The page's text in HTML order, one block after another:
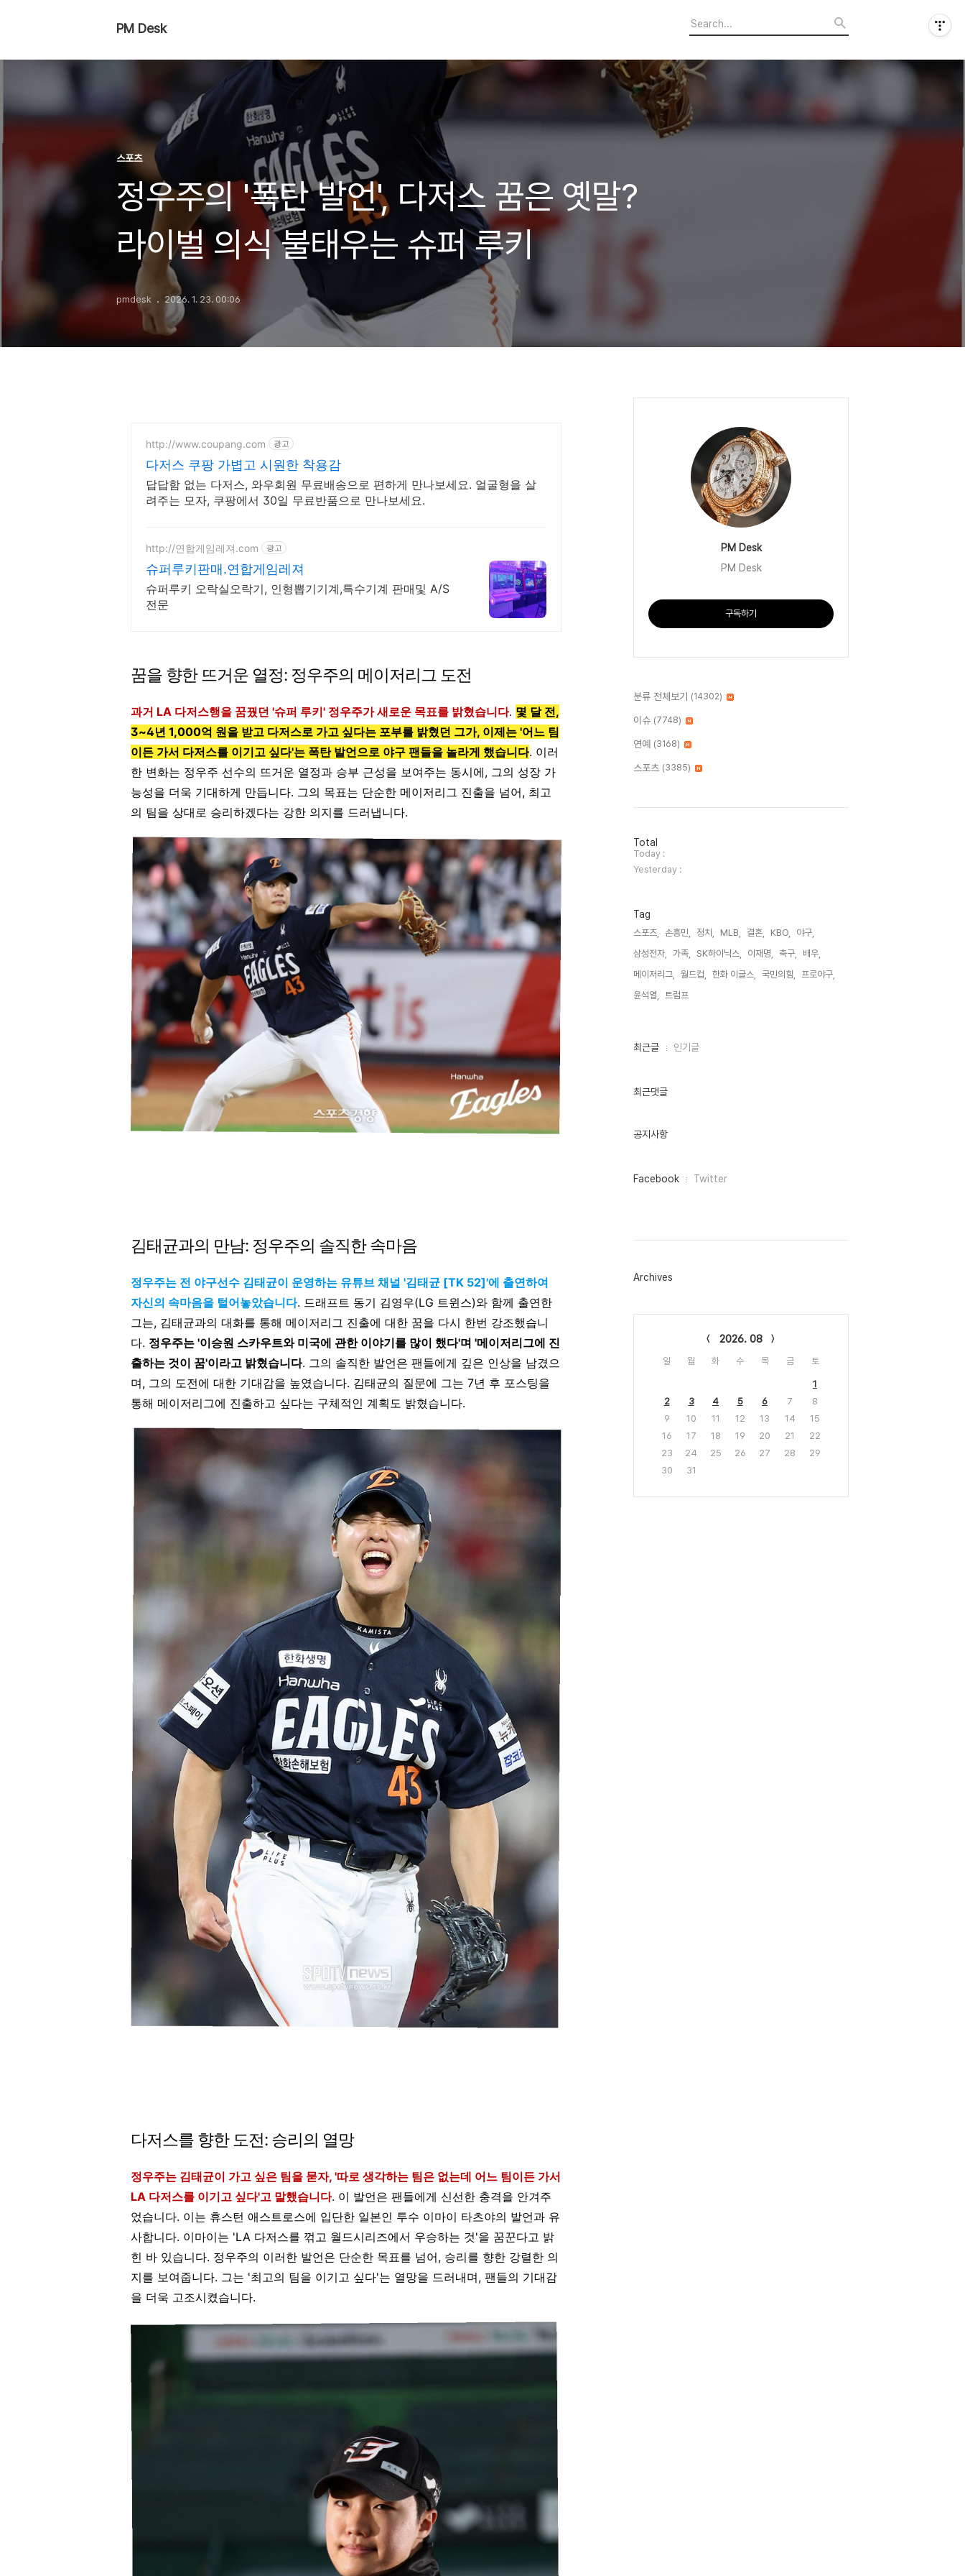
PM Desk
스포츠
정우주의 '폭탄 발언', 다저스 꿈은 옛말?
라이벌 의식 불태우는 슈퍼 루키
pmdesk 2026. 1. 23. 00:06
http://www.coupang.com 광고
다저스 쿠팡 가볍고 시원한 착용감
답답함 없는 다저스, 와우회원 무료배송으로 편하게 만나보세요. 얼굴형을 살
려주는 모자, 쿠팡에서 30일 무료반품으로 만나보세요.
http://연합게임레져.com 광고
슈퍼루키판매.연합게임레져
슈퍼루키 오락실오락기, 인형뽑기기계,특수기계 판매및 A/S
전문
꿈을 향한 뜨거운 열정: 정우주의 메이저리그 도전
과거 LA 다저스행을 꿈꿨던 '슈퍼 루키' 정우주가 새로운 목표를 밝혔습니다. 몇 달 전,
3~4년 1,000억 원을 받고 다저스로 가고 싶다는 포부를 밝혔던 그가, 이제는 '어느 팀
이든 가서 다저스를 이기고 싶다'는 폭탄 발언으로 야구 팬들을 놀라게 했습니다. 이러
한 변화는 정우주 선수의 뜨거운 열정과 승부 근성을 보여주는 동시에, 그의 성장 가
능성을 더욱 기대하게 만듭니다. 그의 목표는 단순한 메이저리그 진출을 넘어, 최고
의 팀을 상대로 승리하겠다는 강한 의지를 드러냅니다.
김태균과의 만남: 정우주의 솔직한 속마음
정우주는 전 야구선수 김태균이 운영하는 유튜브 채널 '김태균 [TK 52]'에 출연하여
자신의 속마음을 털어놓았습니다. 드래프트 동기 김영우(LG 트윈스)와 함께 출연한
그는, 김태균과의 대화를 통해 메이저리그 진출에 대한 꿈을 다시 한번 강조했습니
다. 정우주는 '이승원 스카우트와 미국에 관한 이야기를 많이 했다'며 '메이저리그에 진
출하는 것이 꿈'이라고 밝혔습니다. 그의 솔직한 발언은 팬들에게 깊은 인상을 남겼으
며, 그의 도전에 대한 기대감을 높였습니다. 김태균의 질문에 그는 7년 후 포스팅을
통해 메이저리그에 진출하고 싶다는 구체적인 계획도 밝혔습니다.
다저스를 향한 도전: 승리의 열망
정우주는 김태균이 가고 싶은 팀을 묻자, '따로 생각하는 팀은 없는데 어느 팀이든 가서
LA 다저스를 이기고 싶다'고 말했습니다. 이 발언은 팬들에게 신선한 충격을 안겨주
었습니다. 이는 휴스턴 애스트로스에 입단한 일본인 투수 이마이 타츠야의 발언과 유
사합니다. 이마이는 'LA 다저스를 꺾고 월드시리즈에서 우승하는 것'을 꿈꾼다고 밝
힌 바 있습니다. 정우주의 이러한 발언은 단순한 목표를 넘어, 승리를 향한 강렬한 의
지를 보여줍니다. 그는 '최고의 팀을 이기고 싶다'는 열망을 드러내며, 팬들의 기대감
을 더욱 고조시켰습니다.
PM Desk
PM Desk
구독하기
분류 전체보기 (14302)
이슈 (7748)
연예 (3168)
스포츠 (3385)
방
문
자
수
Total
Today :
Yesterday :
Tag
스포츠, 손흥민, 정치, MLB, 결혼, KBO,
야구,
삼성전자,
가족, SK하이닉스, 이재명, 축구,
배우,
메이저리그,
월드컵, 한화 이글스, 국민의힘,
프로야구,
윤석열,
트럼프,
최
인
최근글 인기글
최근댓글
공지사항
페
그
Facebook Twitter
Archives
2026. 08
일 월 화 수 목 금 토
1
2
3 4 5 6 7
8
9
10 11 12 13 14
15
16
17 18 19 20 21
22
23
24 25 26 27 28
29
30
31